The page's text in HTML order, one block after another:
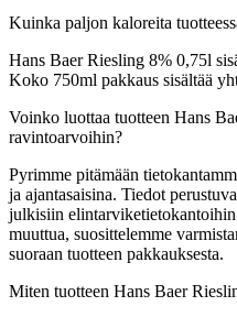
Kuinka paljon kaloreita
Hans Baer Riesling 8% 0,75l
Koko 750ml pakkaus sisältää
Voinko luottaa tuotteen Hans
ravintoarvoihin?
Pyrimme pitämään
ja ajantasaisina. Tiedot
julkisiin
muuttua, suosittelemme
suoraan tuotteen pakkauksesta.
Miten tuotteen Hans Baer